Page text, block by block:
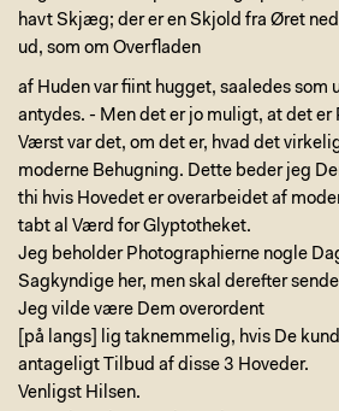
havt Skjæg; der er en Skjold fra Øret
ud, som om Overfladen
af Huden var fiint hugget, saaledes
antydes. - Men det er jo muligt, at det
Værst var det, om det er, hvad det
moderne Behugning. Dette beder jeg
thi hvis Hovedet er overarbeidet af
tabt al Værd for Glyptotheket.
Jeg beholder Photographierne nogle
Sagkyndige her, men skal derefter
Jeg vilde være Dem overordent
[på langs] lig taknemmelig, hvis De
antageligt Tilbud af disse 3 Hoveder.
Venligst Hilsen.